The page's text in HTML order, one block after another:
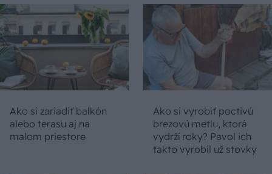
Ako si zariadiť balkón
alebo terasu aj na
malom priestore
Ako si vyrobiť poctivú
brezovú metlu, ktorá
vydrží roky? Pavol ich
takto vyrobil už stovky